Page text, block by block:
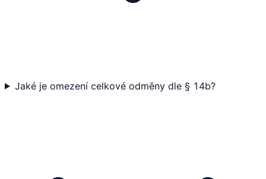
Jaké je omezení celkové odměny dle § 14b?